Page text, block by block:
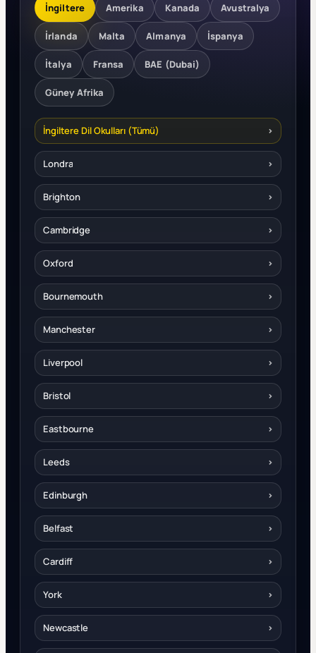
İngiltere Amerika Kanada Avustralya
İrlanda Malta Almanya İspanya
İtalya Fransa BAE (Dubai)
Güney Afrika
İngiltere Dil Okulları (Tümü) ›
Londra ›
Brighton ›
Cambridge ›
Oxford ›
Bournemouth ›
Manchester ›
Liverpool ›
Bristol ›
Eastbourne ›
Leeds ›
Edinburgh ›
Belfast ›
Cardiff ›
York ›
Newcastle ›